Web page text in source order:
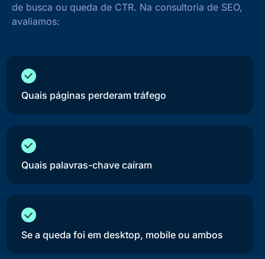
de busca ou queda de CTR. Na consultoria de SEO,
avaliamos:
Quais páginas perderam tráfego
Quais palavras-chave caíram
Se a queda foi em desktop, mobile ou ambos